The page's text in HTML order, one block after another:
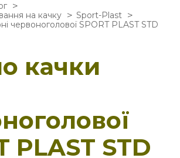
на качку
Sport-Plast
червоноголової SPORT PLAST STD
качки
PLAST STD